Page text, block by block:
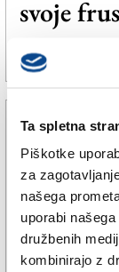
Ta spletna
Piškotke
za
našega
uporabi
družbenih
kombinirajo z
Založnik
Zadruga PD
svoje
SPLETNO